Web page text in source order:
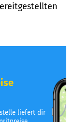
liefert dir